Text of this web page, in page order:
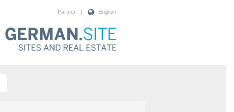
English
|
Partner